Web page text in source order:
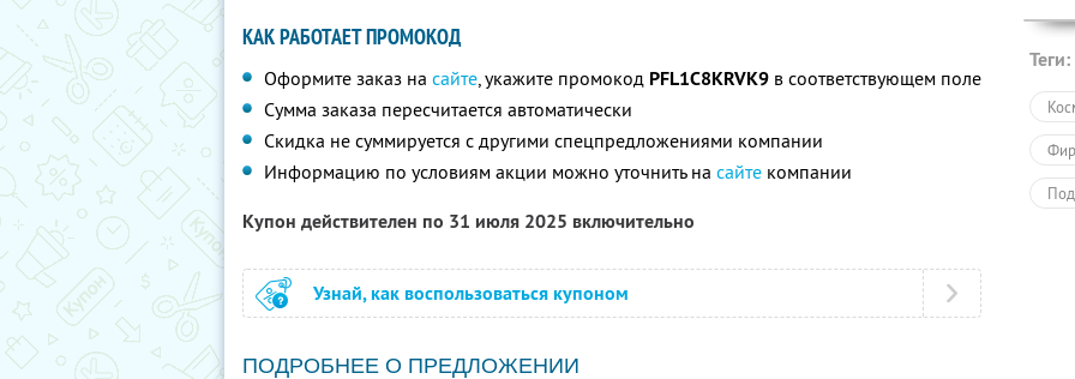
КАК РАБОТАЕТ ПРОМОКОД
Оформите заказ на сайте, укажите промокод PFL1C8KRVK9 в соответствующем поле
Сумма заказа пересчитается автоматически
Скидка не суммируется с другими спецпредложениями компании
Информацию по условиям акции можно уточнить на сайте компании
Купон действителен по 31 июля 2025 включительно
Узнай, как воспользоваться купоном
ПОДРОБНЕЕ О ПРЕДЛОЖЕНИИ
Теги: